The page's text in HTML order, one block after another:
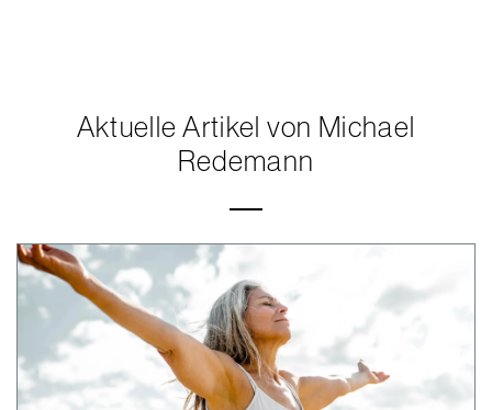
Aktuelle Artikel von Michael
Redemann